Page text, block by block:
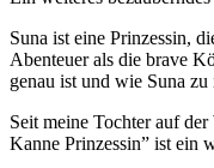
Suna ist eine Prinzessin,
Abenteuer als die brave
genau ist und wie Suna
Seit meine Tochter auf
Kanne Prinzessin” ist ein